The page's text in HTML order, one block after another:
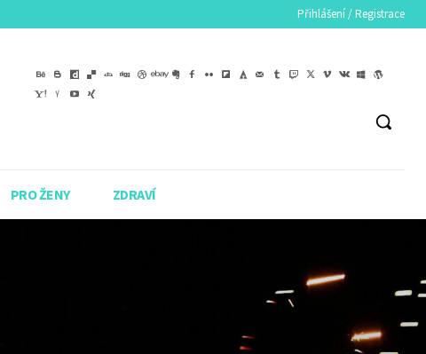
Přihlášení / Registrace
PRO ŽENY ZDRAVÍ